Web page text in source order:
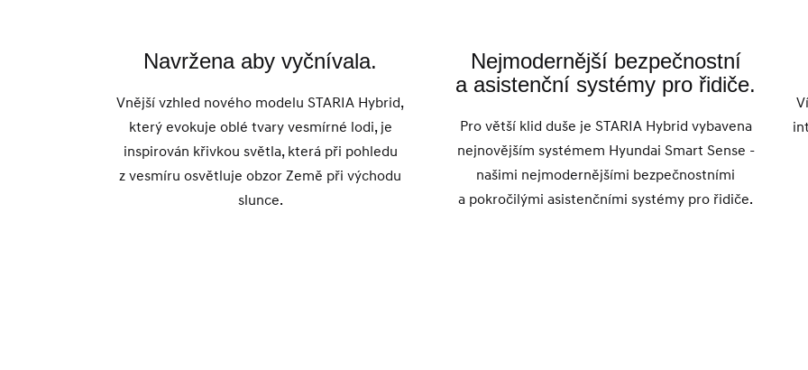
Navržena aby vyčnívala.
Vnější vzhled nového modelu STARIA Hybrid,
který evokuje oblé tvary vesmírné lodi, je
inspirován křivkou světla, která při pohledu
z vesmíru osvětluje obzor Země při východu
slunce.
Nejmodernější bezpečnostní
a asistenční systémy pro řidiče.
Pro větší klid duše je STARIA Hybrid vybavena
nejnovějším systémem Hyundai Smart Sense -
našimi nejmodernějšími bezpečnostními
a pokročilými asistenčními systémy pro řidiče.